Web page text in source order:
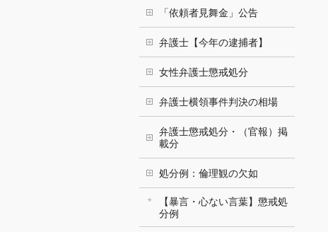
「依頼者見舞金」公告
弁護士【今年の逮捕者】
女性弁護士懲戒処分
弁護士横領事件判決の相場
弁護士懲戒処分・（官報）掲
載分
処分例：倫理観の欠如
【暴言・心ない言葉】懲戒処
分例